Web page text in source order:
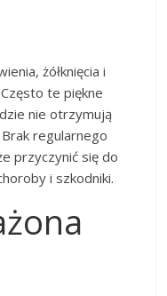
żółknięcia i
te piękne
nie otrzymują
regularnego
przyczynić się do
i szkodniki.